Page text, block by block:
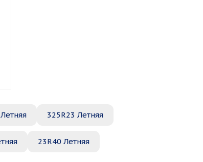
325R23 Летняя
23R40 Летняя